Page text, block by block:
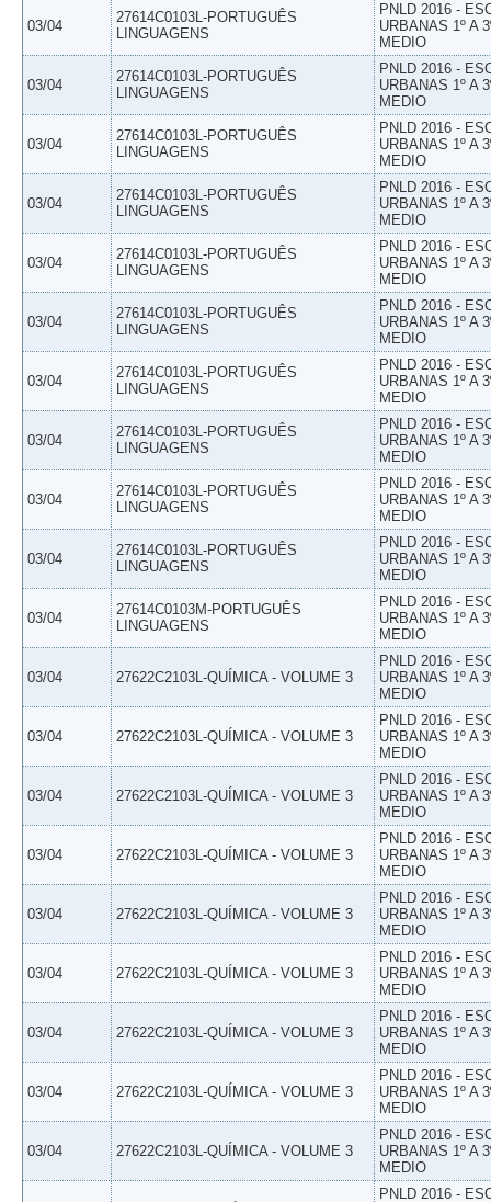
03/04
27614C0103L-PORTUGUÊS
LINGUAGENS
PNLD 2016 -
URBANAS 1º A
MEDIO
03/04
27614C0103L-PORTUGUÊS
LINGUAGENS
PNLD 2016 -
URBANAS 1º A
MEDIO
03/04
27614C0103L-PORTUGUÊS
LINGUAGENS
PNLD 2016 -
URBANAS 1º A
MEDIO
03/04
27614C0103L-PORTUGUÊS
LINGUAGENS
PNLD 2016 -
URBANAS 1º A
MEDIO
03/04
27614C0103L-PORTUGUÊS
LINGUAGENS
PNLD 2016 -
URBANAS 1º A
MEDIO
03/04
27614C0103L-PORTUGUÊS
LINGUAGENS
PNLD 2016 -
URBANAS 1º A
MEDIO
03/04
27614C0103L-PORTUGUÊS
LINGUAGENS
PNLD 2016 -
URBANAS 1º A
MEDIO
03/04
27614C0103L-PORTUGUÊS
LINGUAGENS
PNLD 2016 -
URBANAS 1º A
MEDIO
03/04
27614C0103L-PORTUGUÊS
LINGUAGENS
PNLD 2016 -
URBANAS 1º A
MEDIO
03/04
27614C0103L-PORTUGUÊS
LINGUAGENS
PNLD 2016 -
URBANAS 1º A
MEDIO
03/04
27614C0103M-PORTUGUÊS
LINGUAGENS
PNLD 2016 -
URBANAS 1º A
MEDIO
03/04 27622C2103L-QUÍMICA - VOLUME 3
PNLD 2016 -
URBANAS 1º A
MEDIO
03/04 27622C2103L-QUÍMICA - VOLUME 3
PNLD 2016 -
URBANAS 1º A
MEDIO
03/04 27622C2103L-QUÍMICA - VOLUME 3
PNLD 2016 -
URBANAS 1º A
MEDIO
03/04 27622C2103L-QUÍMICA - VOLUME 3
PNLD 2016 -
URBANAS 1º A
MEDIO
03/04 27622C2103L-QUÍMICA - VOLUME 3
PNLD 2016 -
URBANAS 1º A
MEDIO
03/04 27622C2103L-QUÍMICA - VOLUME 3
PNLD 2016 -
URBANAS 1º A
MEDIO
03/04 27622C2103L-QUÍMICA - VOLUME 3
PNLD 2016 -
URBANAS 1º A
MEDIO
03/04 27622C2103L-QUÍMICA - VOLUME 3
PNLD 2016 -
URBANAS 1º A
MEDIO
03/04 27622C2103L-QUÍMICA - VOLUME 3
PNLD 2016 -
URBANAS 1º A
MEDIO
PNLD 2016 -